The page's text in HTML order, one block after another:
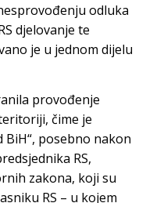
odluka
djelovanje te
je u jednom dijelu
provođenje
čime je
posebno nakon
RS,
zakona, koji su
RS – u kojem